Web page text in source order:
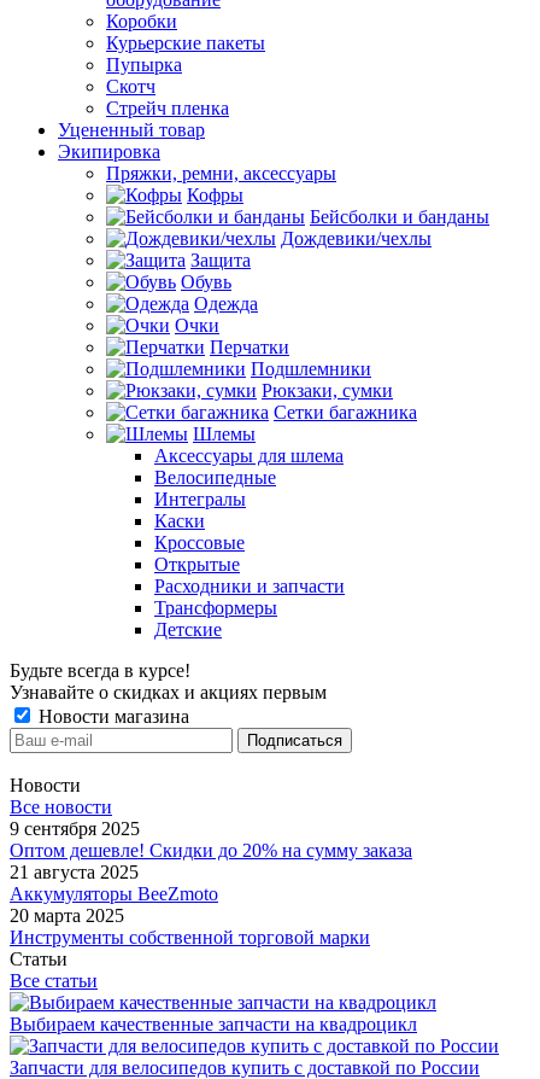
Коробки
Курьерские пакеты
Пупырка
Скотч
Стрейч пленка
Уцененный товар
Экипировка
Пряжки, ремни, аксессуары
Кофры
Бейсболки и банданы
Дождевики/чехлы
Защита
Обувь
Одежда
Очки
Перчатки
Подшлемники
Рюкзаки, сумки
Сетки багажника
Шлемы
Аксессуары для шлема
Велосипедные
Интегралы
Каски
Кроссовые
Открытые
Расходники и запчасти
Трансформеры
Детские
Будьте всегда в курсе!
Узнавайте о скидках и акциях первым
Новости магазина
Новости
Все новости
9 сентября 2025
Оптом дешевле! Скидки до 20% на сумму заказа
21 августа 2025
Аккумуляторы BeeZmoto
20 марта 2025
Инструменты собственной торговой марки
Статьи
Все статьи
Выбираем качественные запчасти на квадроцикл
Запчасти для велосипедов купить с доставкой по России